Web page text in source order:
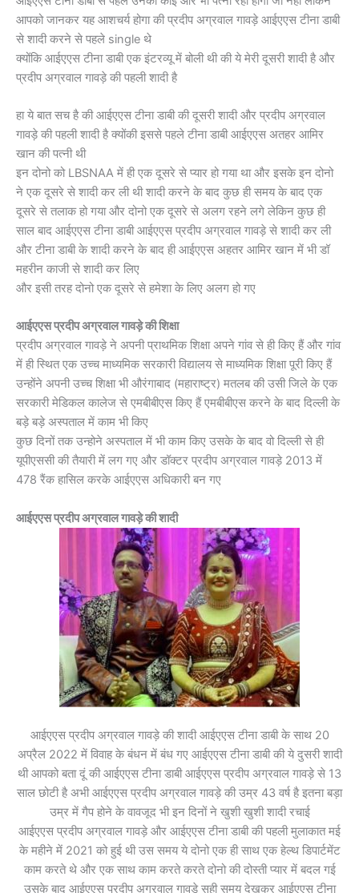
आपको जानकर यह आशचर्य होगा की प्रदीप अग्रवाल गावड़े आईएएस टीना डाबी
से शादी करने से पहले single थे
क्योंकि आईएएस टीना डाबी एक इंटरव्यू में बोली थी की ये मेरी दूसरी शादी है और
प्रदीप अग्रवाल गावड़े की पहली शादी है
हा ये बात सच है की आईएएस टीना डाबी की दूसरी शादी और प्रदीप अग्रवाल
गावड़े की पहली शादी है क्योंकी इससे पहले टीना डाबी आईएएस अतहर आमिर
खान की पत्नी थी
इन दोनो को LBSNAA में ही एक दूसरे से प्यार हो गया था और इसके इन दोनो
ने एक दूसरे से शादी कर ली थी शादी करने के बाद कुछ ही समय के बाद एक
दूसरे से तलाक हो गया और दोनो एक दूसरे से अलग रहने लगे लेकिन कुछ ही
साल बाद आईएएस टीना डाबी आईएएस प्रदीप अग्रवाल गावड़े से शादी कर ली
और टीना डाबी के शादी करने के बाद ही आईएएस अहतर आमिर खान में भी डॉ
महरीन काजी से शादी कर लिए
और इसी तरह दोनो एक दूसरे से हमेशा के लिए अलग हो गए
आईएएस प्रदीप अग्रवाल गावड़े की शिक्षा
प्रदीप अग्रवाल गावड़े ने अपनी प्राथमिक शिक्षा अपने गांव से ही किए हैं और गांव
में ही स्थित एक उच्च माध्यमिक सरकारी विद्यालय से माध्यमिक शिक्षा पूरी किए हैं
उन्होंने अपनी उच्च शिक्षा भी औरंगाबाद (महाराष्ट्र) मतलब की उसी जिले के एक
सरकारी मेडिकल कालेज से एमबीबीएस किए हैं एमबीबीएस करने के बाद दिल्ली के
बड़े बड़े अस्पताल में काम भी किए
कुछ दिनों तक उन्होने अस्पताल में भी काम किए उसके के बाद वो दिल्ली से ही
यूपीएससी की तैयारी में लग गए और डॉक्टर प्रदीप अग्रवाल गावड़े 2013 में
478 रैंक हासिल करके आईएएस अधिकारी बन गए
आईएएस प्रदीप अग्रवाल गावड़े की शादी
आईएएस प्रदीप अग्रवाल गावड़े की शादी आईएएस टीना डाबी के साथ 20
अप्रैल 2022 में विवाह के बंधन में बंध गए आईएएस टीना डाबी की ये दुसरी शादी
थी आपको बता दूं की आईएएस टीना डाबी आईएएस प्रदीप अग्रवाल गावड़े से 13
साल छोटी है अभी आईएएस प्रदीप अग्रवाल गावड़े की उम्र 43 वर्ष है इतना बड़ा
उम्र में गैप होने के वावजूद भी इन दिनों ने खुशी खुशी शादी रचाई
आईएएस प्रदीप अग्रवाल गावड़े और आईएएस टीना डाबी की पहली मुलाकात मई
के महीने में 2021 को हुई थी उस समय ये दोनो एक ही साथ एक हेल्थ डिपार्टमेंट
काम करते थे और एक साथ काम करते करते दोनो की दोस्ती प्यार में बदल गई
उसके बाद आईएएस प्रदीप अग्रवाल गावड़े सही समय देखकर आईएएस टीना